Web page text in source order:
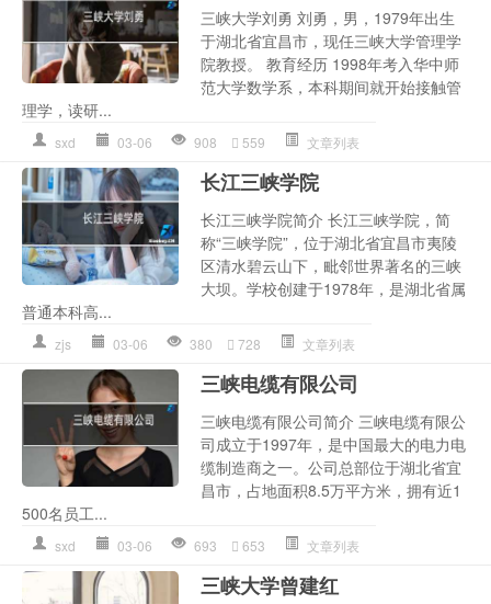
三峡大学刘勇 刘勇，男，1979年出生
于湖北省宜昌市，现任三峡大学管理学
院教授。 教育经历 1998年考入华中师
范大学数学系，本科期间就开始接触管
理学，读研...
sxd 03-06 908 559 文章列表
长江三峡学院
长江三峡学院简介 长江三峡学院，简
称“三峡学院”，位于湖北省宜昌市夷陵
区清水碧云山下，毗邻世界著名的三峡
大坝。学校创建于1978年，是湖北省属
普通本科高...
zjs 03-06 380 728 文章列表
三峡电缆有限公司
三峡电缆有限公司简介 三峡电缆有限公
司成立于1997年，是中国最大的电力电
缆制造商之一。公司总部位于湖北省宜
昌市，占地面积8.5万平方米，拥有近1
500名员工...
sxd 03-06 693 653 文章列表
三峡大学曾建红